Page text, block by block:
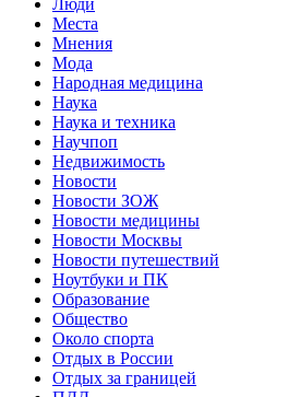
Места
Мнения
Мода
Народная медицина
Наука
Наука и техника
Научпоп
Недвижимость
Новости
Новости ЗОЖ
Новости медицины
Новости Москвы
Новости путешествий
Ноутбуки и ПК
Образование
Общество
Около спорта
Отдых в России
Отдых за границей